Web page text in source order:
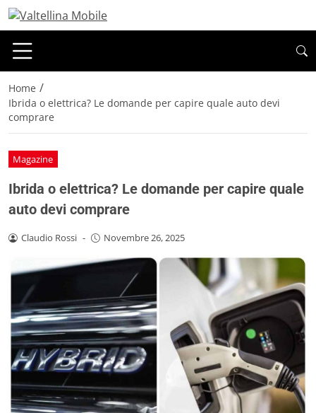
Home /
Ibrida o elettrica? Le domande per capire quale auto devi
comprare
Magazine
Ibrida o elettrica? Le domande per capire quale
auto devi comprare
Claudio Rossi - Novembre 26, 2025